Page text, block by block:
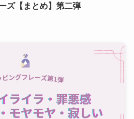
ズ【まとめ】第二弾